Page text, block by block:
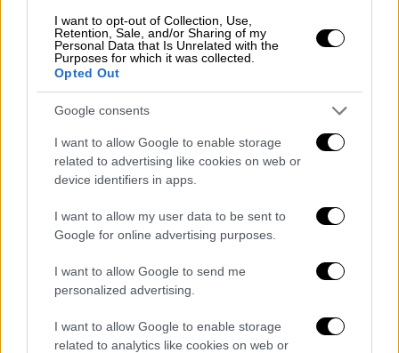
I want to opt-out of Collection, Use,
Retention, Sale, and/or Sharing of my
Personal Data that Is Unrelated with the
Purposes for which it was collected.
Opted Out
Google consents
I want to allow Google to enable storage
related to advertising like cookies on web or
device identifiers in apps.
I want to allow my user data to be sent to
Google for online advertising purposes.
I want to allow Google to send me
personalized advertising.
I want to allow Google to enable storage
related to analytics like cookies on web or
θυμάτων και να αποτίσει φόρο τιμής στους
νεκρούς και τους τραυματίες». Εν τω
μεταξύ, σύμφωνα με την αντιτρομοκρατική
υπηρεσία, υπό κράτηση βρίσκονται τέσσερα
μέλη της οικογένειας του δράστη και τρία
μέλη του στενού του περιβάλλοντος, ενώ οι
έρευνες συνεχίζονται για την ταυτοποίηση
ενδεχόμενων συνεργών υπόπτων που ίσως
τον βοήθησαν ή τον ενθάρρυναν να
προετοιμάσει την επίθεση. Υπενθυμίζεται
ότι ο δράστης είχε εντοπιστεί για τελευταία
φορά σε αποθήκη κοντά στο Νόιντορφ του
αστυνομικές δυνάμεις επί ώρες ολόκληρες.